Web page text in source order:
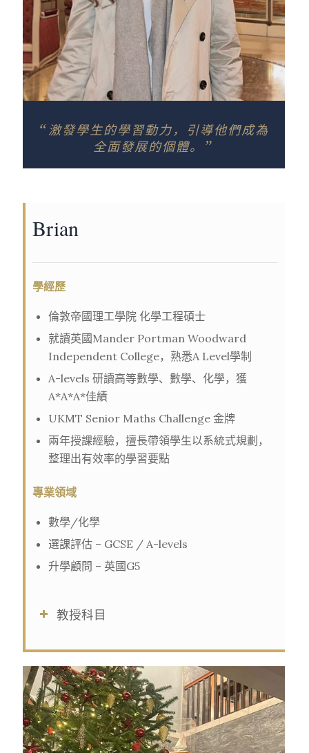
“激發學生的學習動力，引導他們成為
全面發展的個體。
”
Brian
學經歷
倫敦帝國理工學院 化學工程碩士
就讀英國Mander Portman Woodward
Independent College，熟悉A Level學制
A-levels 研讀高等數學、數學、化學，獲
A*A*A*佳績
UKMT Senior Maths Challenge 金牌
兩年授課經驗，擅長帶領學生以系統式規劃，
整理出有效率的學習要點
專業領域
數學/化學
選課評估 – GCSE / A-levels
升學顧問 – 英國G5
教授科目